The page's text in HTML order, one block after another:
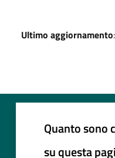
Ultimo aggiornamento
Quanto sono
su questa